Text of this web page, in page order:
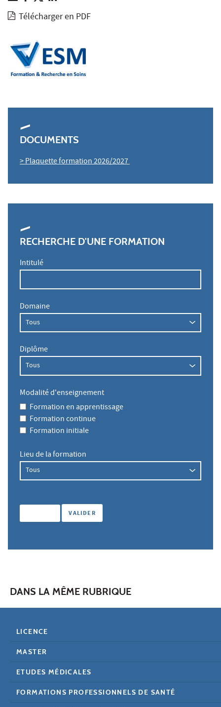
Télécharger en PDF
DOCUMENTS
> Plaquette formation 2026/2027
RECHERCHE D'UNE FORMATION
Intitulé
Domaine
Diplôme
Modalité d'enseignement
Formation en apprentissage
Formation continue
Formation initiale
Lieu de la formation
DANS LA MÊME RUBRIQUE
LICENCE
MASTER
ETUDES MÉDICALES
FORMATIONS PROFESSIONNELS DE SANTÉ